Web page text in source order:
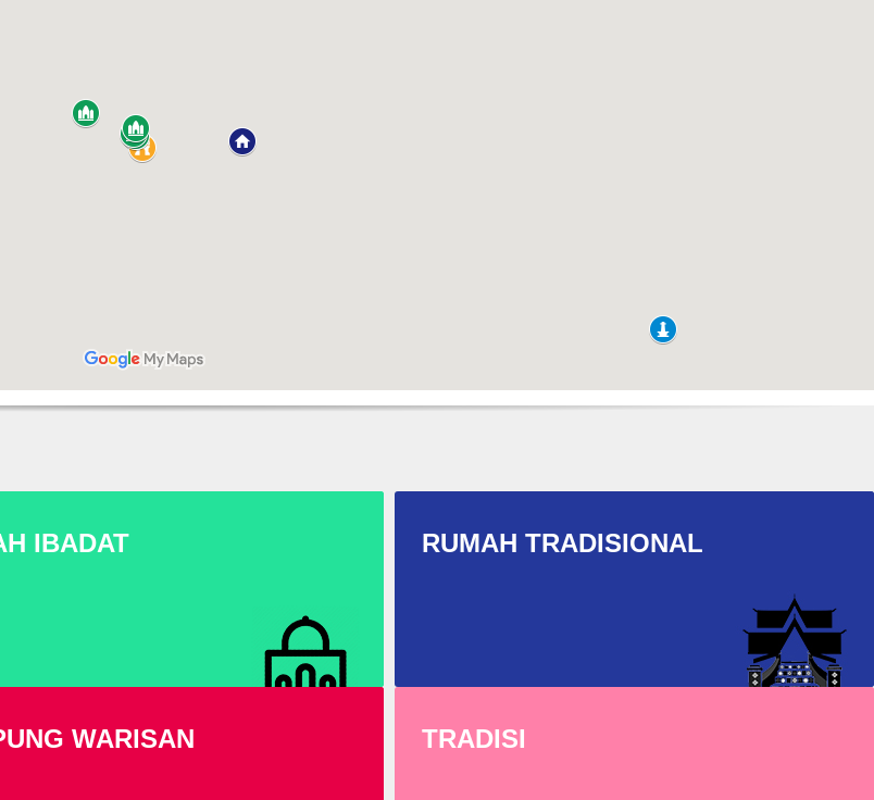
IBADAT RUMAH TRADISIONAL
WARISAN TRADISI